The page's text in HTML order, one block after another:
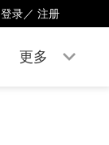
登录／ 注册
更多